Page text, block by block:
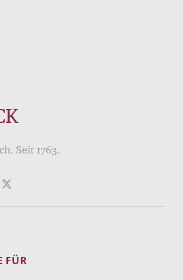
Seit 1763.
FÜR